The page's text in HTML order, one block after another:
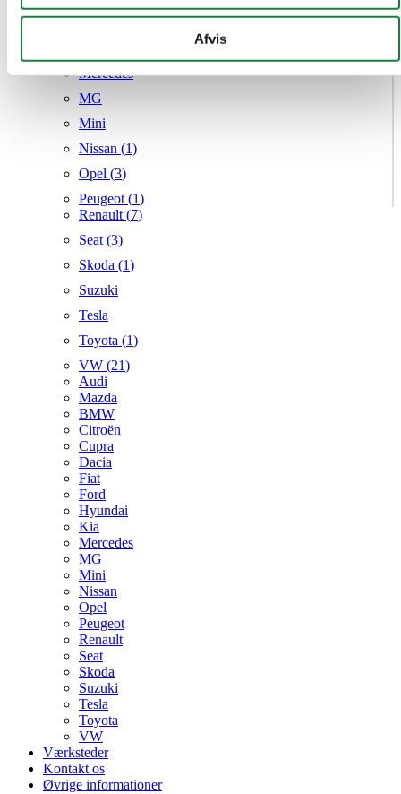
kan kombinere disse data med andre oplysninger, du har
givet dem, eller som de har indsamlet fra din brug af deres
tjenester.
Afvis
Hyundai (7)
Kia (4)
Mercedes
MG
Mini
Nissan (1)
Opel (3)
Peugeot (1)
Renault (7)
Seat (3)
Skoda (1)
Suzuki
Tesla
Toyota (1)
VW (21)
Audi
Mazda
BMW
Citroën
Cupra
Dacia
Fiat
Ford
Hyundai
Kia
Mercedes
MG
Mini
Nissan
Opel
Peugeot
Renault
Seat
Skoda
Suzuki
Tesla
Toyota
VW
Værksteder
Kontakt os
Øvrige informationer